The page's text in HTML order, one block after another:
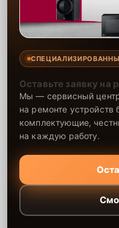
Оставьте заявку на
Мы — сервисный
на ремонте устройств
комплектующие,
на каждую работу.